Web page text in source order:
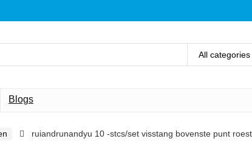
All categories
Blogs
ruiandrunandyu 10 -stcs/set visstang bovenste punt